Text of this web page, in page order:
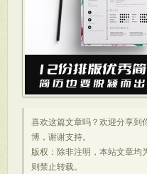
喜欢这篇文章吗？欢迎分享到
博，谢谢支持。
版权：除非注明，本站文章均
则禁止转载。